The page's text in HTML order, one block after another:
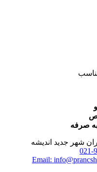
صرفه
شهر جدید اندیشه
021-
Email: